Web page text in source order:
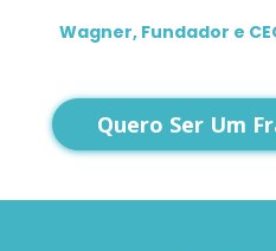
Wagner, Fundador e
Quero Ser Um